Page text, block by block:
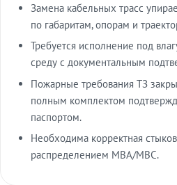
Замена кабельных трасс
по габаритам, опорам и
Требуется исполнение под
среду с документальным
Пожарные требования ТЗ
полным комплектом
паспортом.
Необходима корректная
распределением МВА/МВС.